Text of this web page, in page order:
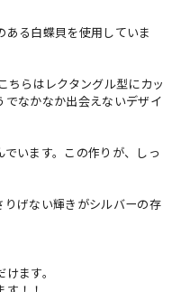
ある白蝶貝を使用していま
らはレクタングル型にカッ
でなかなか出会えないデザイ
います。この作りが、しっ
りげない輝きがシルバーの存
ます。